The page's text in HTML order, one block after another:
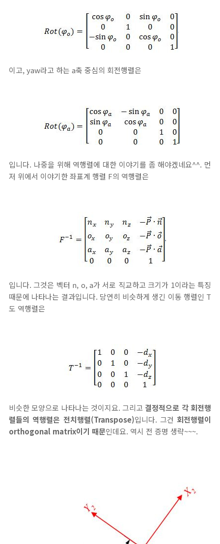
이고, yaw라고 하는 a축 중심의 회전행렬은
입니다. 나중을 위해 역행렬에 대한 이야기를 좀 해야겠네요^^. 먼
저 위에서 이야기한 좌표계 행렬 F의 역행렬은
입니다. 그것은 벡터 n, o, a가 서로 직교하고 크기가 1이라는 특징
때문에 나타나는 결과입니다. 당연히 비슷하게 생긴 이동 행렬인 T
도 역행렬은
비슷한 모양으로 나타나는 것이지요. 그리고 결정적으로 각 회전행
렬들의 역행렬은 전치행렬(Transpose)입니다. 그건 회전행렬이
orthogonal matrix이기 때문인데요. 역시 전 증명 생략~~~.